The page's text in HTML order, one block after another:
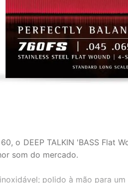
o DEEP TALKIN 'BASS Flat
som do mercado.
polido à mão para